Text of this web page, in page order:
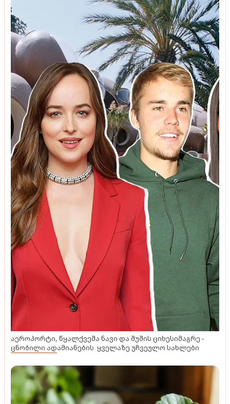
აეროპორტი, წყალქვეშა ნავი და შუშის ციხესიმაგრე -
ცნობილი ადამიანების ყველაზე უჩვეულო სახლები